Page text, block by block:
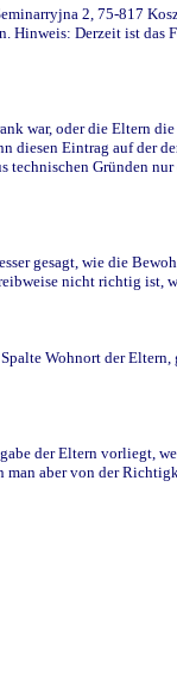
2, 75-817
Hinweis: Derzeit ist das
war, oder die Eltern
diesen Eintrag auf der
Gründen
gesagt, wie die
nicht richtig ist,
Wohnort der Eltern,
der Eltern vorliegt,
aber von der